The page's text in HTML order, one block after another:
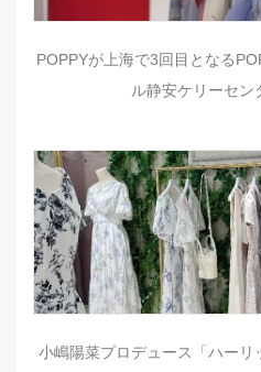
POPPYが上海で3回目となる
ル静安ケリーセン
小嶋陽菜プロデュース「ハー